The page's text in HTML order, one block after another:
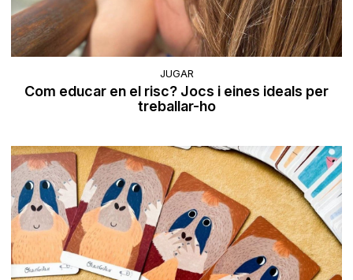
JUGAR
Com educar en el risc? Jocs i eines ideals per
treballar-ho